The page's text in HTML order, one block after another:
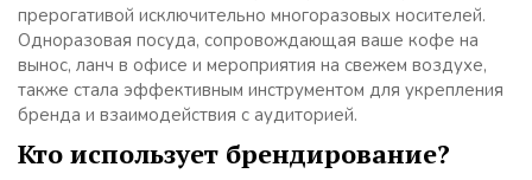
прерогативой исключительно многоразовых носителей.
Одноразовая посуда, сопровождающая ваше кофе на
вынос, ланч в офисе и мероприятия на свежем воздухе,
также стала эффективным инструментом для укрепления
бренда и взаимодействия с аудиторией.
Кто использует брендирование?